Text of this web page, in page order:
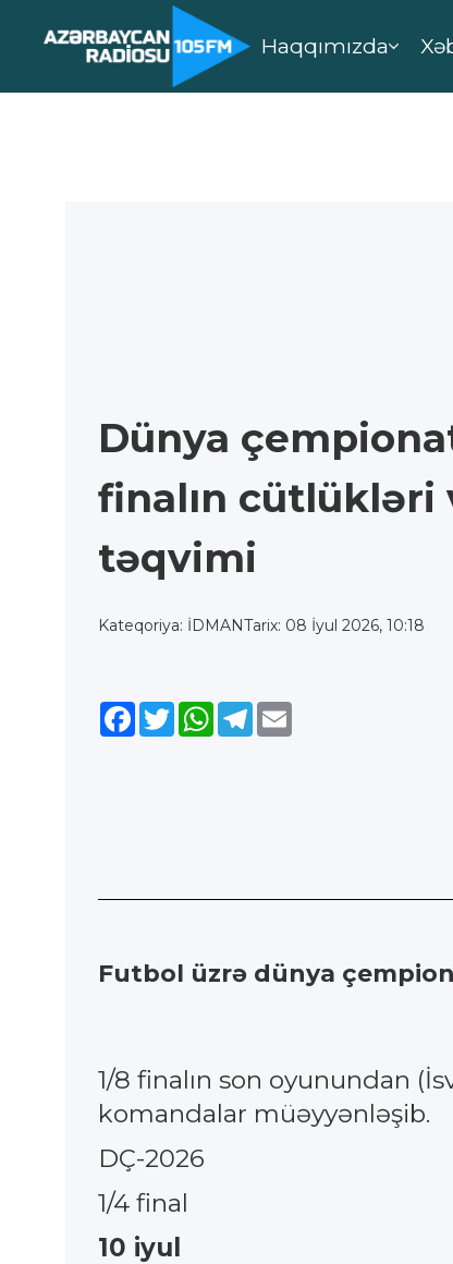
Haqqımızda
Dünya
finalın cütlükləri
təqvimi
Kateqoriya: İDMANTarix: 08 İyul 2026, 10:18
Facebook
TwitterWhatsApp
Telegram
Futbol üzrə dünya
1/8 finalın son oyunundan
komandalar müəyyənləşib.
DÇ-2026
1/4 final
10 iyul